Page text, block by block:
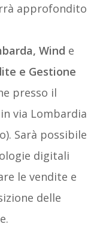
approfondito
Wind e
e Gestione
presso il
in via Lombardia
Sarà possibile
digitali
le vendite e
delle